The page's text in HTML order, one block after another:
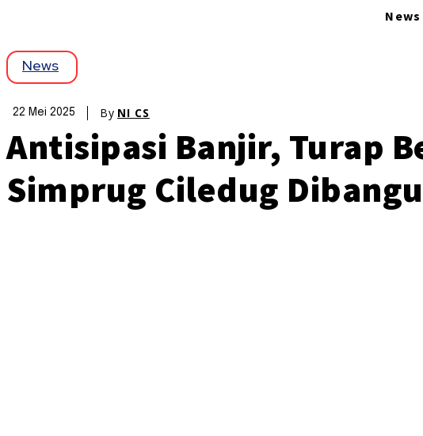
News
News
22 Mei 2025 By NI CS
Antisipasi Banjir, Turap
Simprug Ciledug